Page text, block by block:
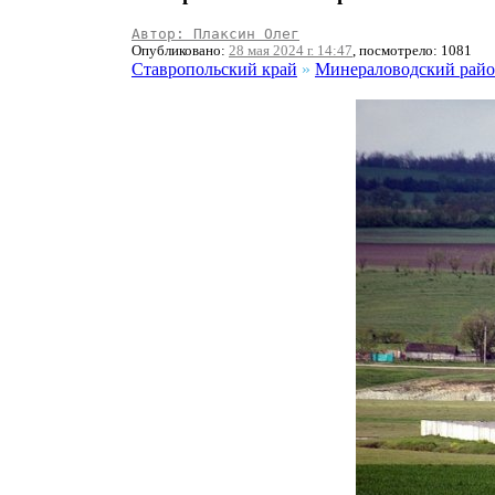
Автор: Плаксин Олег
Опубликовано: 28 мая 2024 г. 14:47, посмотрело: 1081
Ставропольский край » Минераловодский